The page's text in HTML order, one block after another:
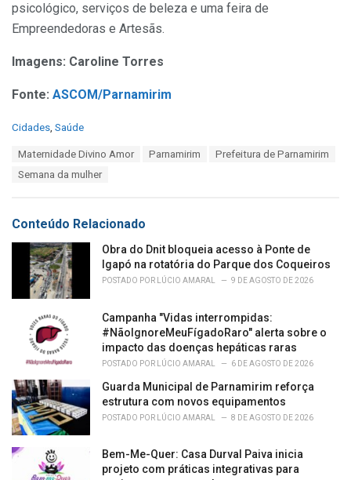
psicológico, serviços de beleza e uma feira de
Empreendedoras e Artesãs.
Imagens: Caroline Torres
Fonte: ASCOM/Parnamirim
C
i
e
Cidades, Saúde
Maternidade Divino Amor Parnamirim
Prefeitura de Parnamirim
Semana da mulher
Conteúdo Relacionado
Obra do Dnit bloqueia acesso à Ponte de
Igapó na rotatória do Parque dos Coqueiros
POSTADO POR LÚCIO AMARAL 9 DE AGOSTO DE 2026
Campanha "Vidas interrompidas:
#NãoIgnoreMeuFígadoRaro" alerta sobre o
impacto das doenças hepáticas raras
POSTADO POR LÚCIO AMARAL 6 DE AGOSTO DE 2026
Guarda Municipal de Parnamirim reforça
estrutura com novos equipamentos
POSTADO POR LÚCIO AMARAL 8 DE AGOSTO DE 2026
Bem-Me-Quer: Casa Durval Paiva inicia
projeto com práticas integrativas para